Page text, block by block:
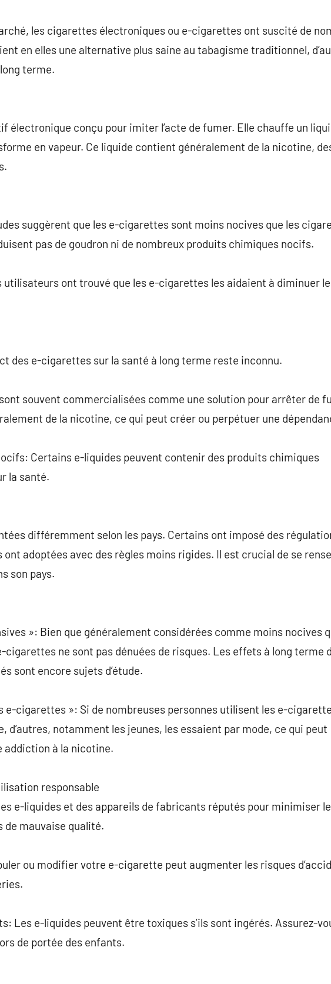
les cigarettes électroniques ou e-cigarettes ont suscité de
en elles une alternative plus saine au tabagisme traditionnel,
terme.
électronique conçu pour imiter l’acte de fumer. Elle chauffe un
en vapeur. Ce liquide contient généralement de la nicotine,
suggèrent que les e-cigarettes sont moins nocives que les
pas de goudron ni de nombreux produits chimiques nocifs.
utilisateurs ont trouvé que les e-cigarettes les aidaient à diminuer
des e-cigarettes sur la santé à long terme reste inconnu.
souvent commercialisées comme une solution pour arrêter de
de la nicotine, ce qui peut créer ou perpétuer une
Certains e-liquides peuvent contenir des produits chimiques
la santé.
différemment selon les pays. Certains ont imposé des
ont adoptées avec des règles moins rigides. Il est crucial de se
son pays.
»: Bien que généralement considérées comme moins nocives
ne sont pas dénuées de risques. Les effets à long terme
sont encore sujets d’étude.
e-cigarettes »: Si de nombreuses personnes utilisent les e-
d’autres, notamment les jeunes, les essaient par mode, ce qui peut
addiction à la nicotine.
responsable
e-liquides et des appareils de fabricants réputés pour minimiser
de mauvaise qualité.
ou modifier votre e-cigarette peut augmenter les risques
Les e-liquides peuvent être toxiques s’ils sont ingérés. Assurez-
de portée des enfants.